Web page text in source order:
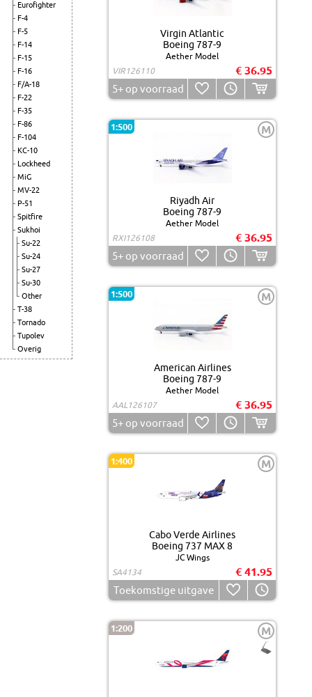
Eurofighter
F-4
F-5
F-14
F-15
F-16
F/A-18
F-22
F-35
F-86
F-104
KC-10
Lockheed
MiG
MV-22
P-51
Spitfire
Sukhoi
Su-22
Su-24
Su-27
Su-30
Other
T-38
Tornado
Tupolev
Overig
Virgin Atlantic
Boeing 787-9
Aether Model
VIR126110
€ 36.95
5+ op voorraad
1:500 M
Riyadh Air
Boeing 787-9
Aether Model
RXI126108
€ 36.95
5+ op voorraad
1:500 M
American Airlines
Boeing 787-9
Aether Model
AAL126107
€ 36.95
5+ op voorraad
1:400 M
Cabo Verde Airlines
Boeing 737 MAX 8
JC Wings
SA4134
€ 41.95
Toekomstige uitgave
1:200 M